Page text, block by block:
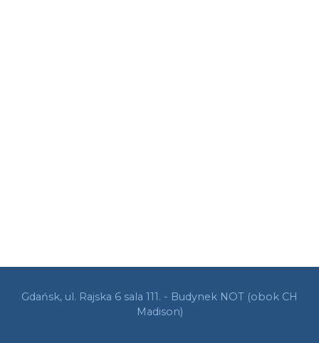
Gdańsk, ul. Rajska 6 sala 111. - Budynek NOT (obok CH
Madison)